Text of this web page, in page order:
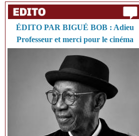
ÉDITO PAR BIGUÉ BOB : Adieu
Professeur et merci pour le cinéma